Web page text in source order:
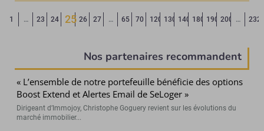
Page précédente
1 … 23 24
25 26 27 … 65 70 120 130 140 180 190 200 … 232
Nos partenaires recommandent
« L’ensemble de notre portefeuille bénéficie des options
Boost Extend et Alertes Email de SeLoger »
Dirigeant d’Immojoy, Christophe Goguery revient sur les évolutions du
marché immobilier...